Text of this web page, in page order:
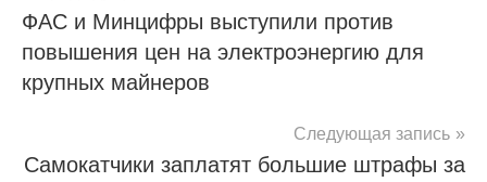
по
записям
ФАС и Минцифры выступили против
повышения цен на электроэнергию для
крупных майнеров
Следующая запись
Самокатчики заплатят большие штрафы за